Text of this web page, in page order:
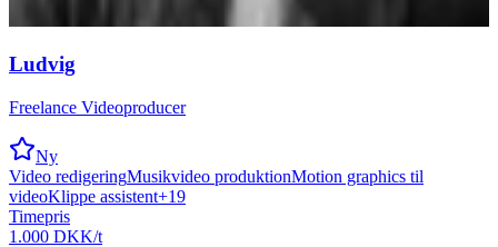
Ludvig
Freelance Videoproducer
Ny
Video redigeringMusikvideo produktionMotion graphics til
videoKlippe assistent+19
Timepris
1.000 DKK/t